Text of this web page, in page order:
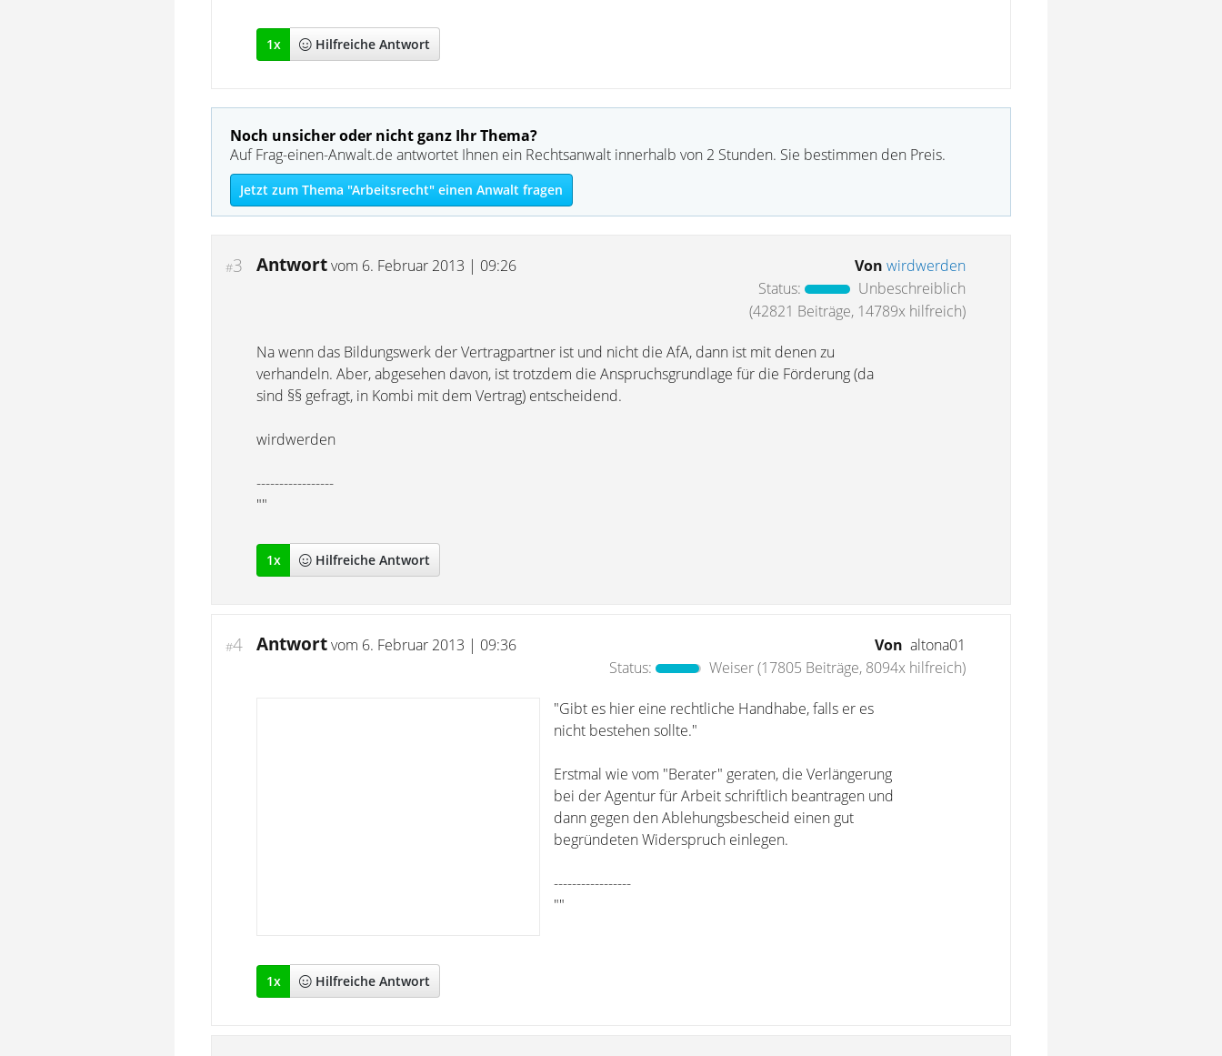
1x Hilfreiche Antwort
Noch unsicher oder nicht ganz Ihr Thema?
Auf Frag-einen-Anwalt.de antwortet Ihnen ein Rechtsanwalt innerhalb von 2 Stunden. Sie bestimmen den Preis.
Jetzt zum Thema "Arbeitsrecht" einen Anwalt fragen
#3 Antwortvom 6. Februar 2013 | 09:26 Von wirdwerden
Status:
Unbeschreiblich
(42821 Beiträge, 14789x hilfreich)
Na wenn das Bildungswerk der Vertragpartner ist und nicht die AfA, dann ist mit denen zu
verhandeln. Aber, abgesehen davon, ist trotzdem die Anspruchsgrundlage für die Förderung (da
sind §§ gefragt, in Kombi mit dem Vertrag) entscheidend.
wirdwerden
-----------------
""
1x Hilfreiche Antwort
#4 Antwortvom 6. Februar 2013 | 09:36 Von altona01
Status:
Weiser(17805 Beiträge, 8094x hilfreich)
"Gibt es hier eine rechtliche Handhabe, falls er es
nicht bestehen sollte."
Erstmal wie vom "Berater" geraten, die Verlängerung
bei der Agentur für Arbeit schriftlich beantragen und
dann gegen den Ablehungsbescheid einen gut
begründeten Widerspruch einlegen.
-----------------
""
1x Hilfreiche Antwort